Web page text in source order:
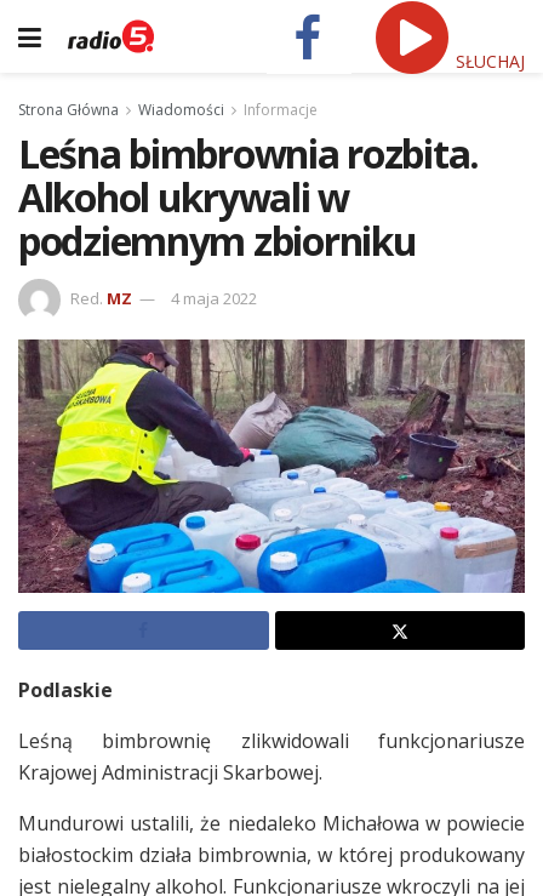
SŁUCHAJ
Strona Główna Wiadomości Informacje
Leśna bimbrownia rozbita.
Alkohol ukrywali w
podziemnym zbiorniku
Red. MZ 4 maja 2022
Podlaskie
Leśną bimbrownię zlikwidowali funkcjonariusze
Krajowej Administracji Skarbowej.
Mundurowi ustalili, że niedaleko Michałowa w powiecie
białostockim działa bimbrownia, w której produkowany
jest nielegalny alkohol. Funkcjonariusze wkroczyli na jej